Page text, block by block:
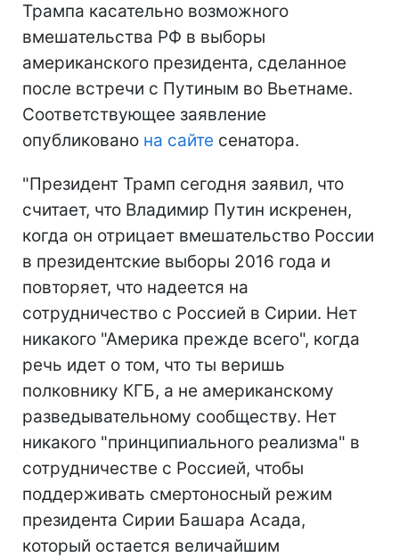
Трампа касательно возможного
вмешательства РФ в выборы
американского президента, сделанное
после встречи с Путиным во Вьетнаме.
Соответствующее заявление
опубликовано на сайте сенатора.
"Президент Трамп сегодня заявил, что
считает, что Владимир Путин искренен,
когда он отрицает вмешательство России
в президентские выборы 2016 года и
повторяет, что надеется на
сотрудничество с Россией в Сирии. Нет
никакого "Америка прежде всего", когда
речь идет о том, что ты веришь
полковнику КГБ, а не американскому
разведывательному сообществу. Нет
никакого "принципиального реализма" в
сотрудничестве с Россией, чтобы
поддерживать смертоносный режим
президента Сирии Башара Асада,
который остается величайшим